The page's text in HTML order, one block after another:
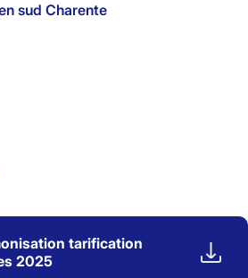
sud Charente
tarification
2025